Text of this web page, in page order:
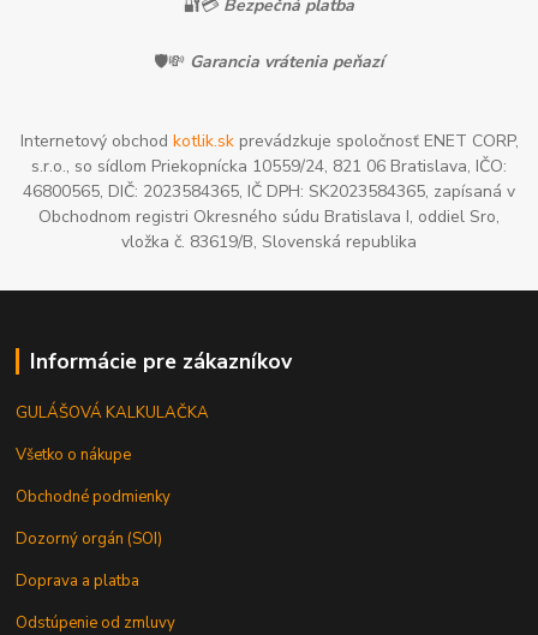
🔐💳 Bezpečná platba
🛡️💸 Garancia vrátenia peňazí
Internetový obchod kotlik.skprevádzkuje spoločnosť ENET CORP,
s.r.o., so sídlom Priekopnícka 10559/24, 821 06 Bratislava, IČO:
46800565, DIČ: 2023584365, IČ DPH: SK2023584365, zapísaná v
Obchodnom registri Okresného súdu Bratislava I, oddiel Sro,
vložka č. 83619/B, Slovenská republika
Informácie pre zákazníkov
GULÁŠOVÁ KALKULAČKA
Všetko o nákupe
Obchodné podmienky
Dozorný orgán (SOI)
Doprava a platba
Odstúpenie od zmluvy